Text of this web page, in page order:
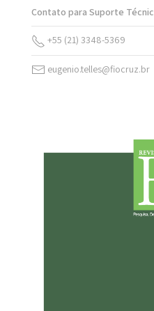
Contato para Suporte
+55 (21) 3348-5369
eugenio.telles@fiocruz.br